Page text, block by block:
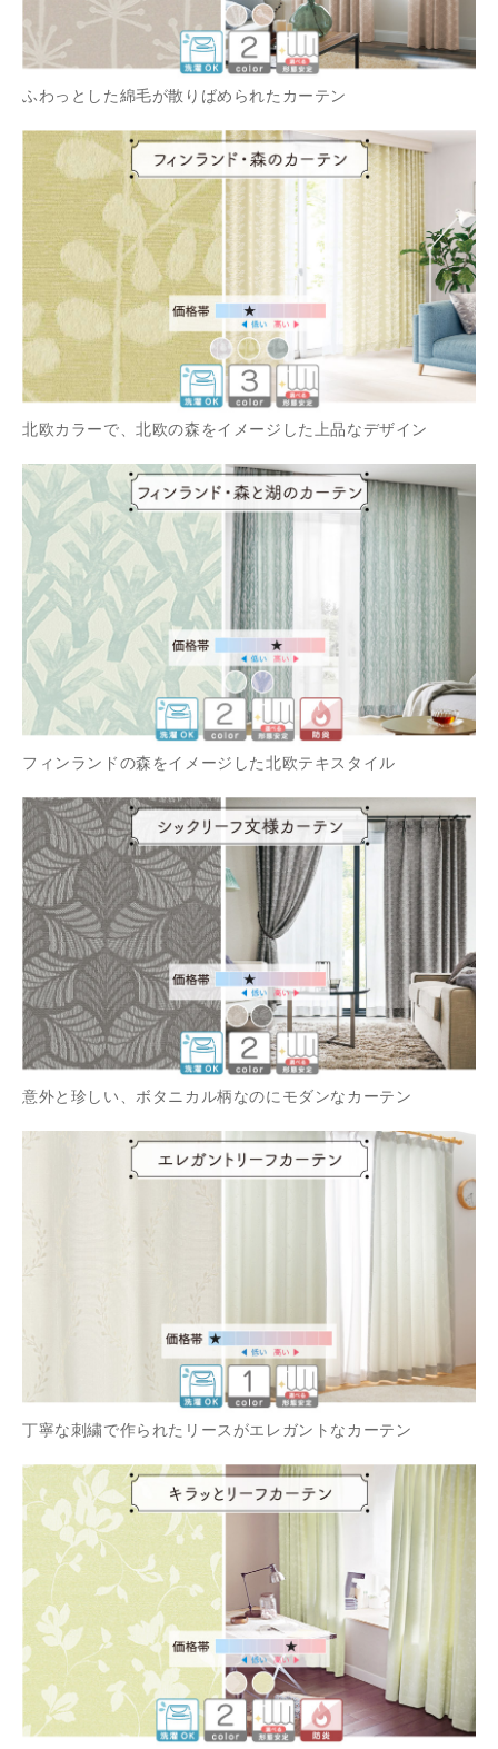
ふわっとした綿毛が散りばめられたカーテン
北欧カラーで、北欧の森をイメージした上品なデザイン
フィンランドの森をイメージした北欧テキスタイル
意外と珍しい、ボタニカル柄なのにモダンなカーテン
丁寧な刺繍で作られたリースがエレガントなカーテン